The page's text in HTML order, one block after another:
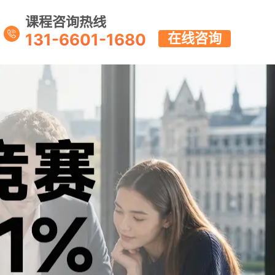
课程咨询热线
131-6601-1680 在线咨询